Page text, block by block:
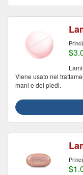
Viene usato nel
mani e dei piedi.